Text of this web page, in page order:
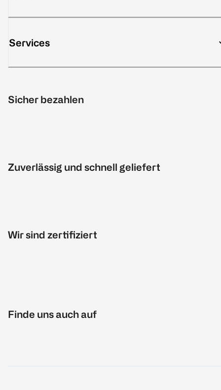
Services
Sicher bezahlen
Zuverlässig und schnell geliefert
Wir sind zertifiziert
Finde uns auch auf